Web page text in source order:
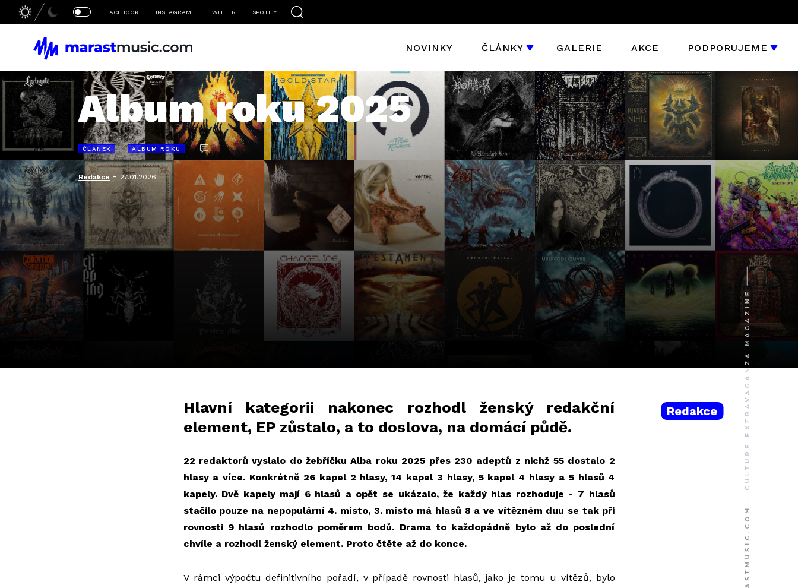
FACEBOOK INSTAGRAM TWITTER SPOTIFY
NOVINKY ČLÁNKY GALERIE AKCE PODPORUJEME
Album roku 2025
ČLÁNEK ALBUM ROKU
Redakce - 27.01.2026
Redakce
Hlavní kategorii nakonec rozhodl ženský redakční
element, EP zůstalo, a to doslova, na domácí půdě.
22 redaktorů vyslalo do žebříčku Alba roku 2025 přes 230 adeptů z nichž 55 dostalo 2
hlasy a více. Konkrétně 26 kapel 2 hlasy, 14 kapel 3 hlasy, 5 kapel 4 hlasy a 5 hlasů 4
kapely. Dvě kapely mají 6 hlasů a opět se ukázalo, že každý hlas rozhoduje - 7 hlasů
stačilo pouze na nepopulární 4. místo, 3. místo má hlasů 8 a ve vítězném duu se tak při
rovnosti 9 hlasů rozhodlo poměrem bodů. Drama to každopádně bylo až do poslední
chvíle a rozhodl ženský element. Proto čtěte až do konce.
V rámci výpočtu definitivního pořadí, v případě rovnosti hlasů, jako je tomu u vítězů, bylo